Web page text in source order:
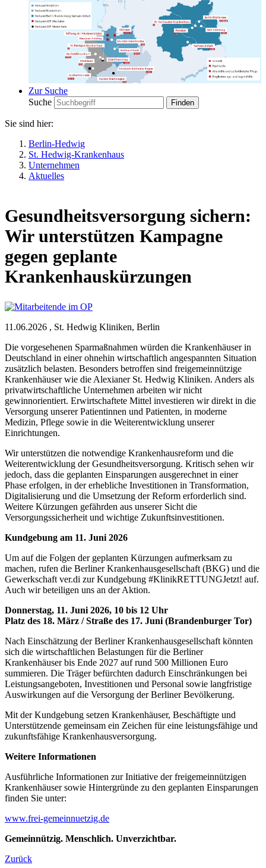
Zur Suche
Suche
Sie sind hier:
Berlin-Hedwig
St. Hedwig-Krankenhaus
Unternehmen
Aktuelles
Gesundheitsversorgung sichern:
Wir unterstützen Kampagne
gegen geplante
Krankenhauskürzungen
11.06.2026 , St. Hedwig Kliniken, Berlin
Die vorgesehenen Sparmaßnahmen würden die Krankenhäuser in
Deutschland in einer ohnehin wirtschaftlich angespannten Situation
zusätzlich belasten. Besonders betroffen sind freigemeinnützige
Krankenhäuser wie die Alexianer St. Hedwig Kliniken. Anders als
privatwirtschaftliche Unternehmen arbeiten wir nicht
gewinnorientiert. Erwirtschaftete Mittel investieren wir direkt in die
Versorgung unserer Patientinnen und Patienten, in moderne
Medizin, Pflege sowie in die Weiterentwicklung unserer
Einrichtungen.
Wir unterstützen die notwendige Krankenhausreform und die
Weiterentwicklung der Gesundheitsversorgung. Kritisch sehen wir
jedoch, dass die geplanten Einsparungen ausgerechnet in einer
Phase erfolgen, in der erhebliche Investitionen in Transformation,
Digitalisierung und die Umsetzung der Reform erforderlich sind.
Weitere Kürzungen gefährden aus unserer Sicht die
Versorgungssicherheit und wichtige Zukunftsinvestitionen.
Kundgebung am 11. Juni 2026
Um auf die Folgen der geplanten Kürzungen aufmerksam zu
machen, rufen die Berliner Krankenhausgesellschaft (BKG) und die
Gewerkschaft ver.di zur Kundgebung #KlinikRETTUNGJetzt! auf.
Auch wir beteiligen uns an der Aktion.
Donnerstag, 11. Juni 2026, 10 bis 12 Uhr
Platz des 18. März / Straße des 17. Juni (Brandenburger Tor)
Nach Einschätzung der Berliner Krankenhausgesellschaft könnten
sich die wirtschaftlichen Belastungen für die Berliner
Krankenhäuser bis Ende 2027 auf rund 500 Millionen Euro
summieren. Die Träger befürchten dadurch Einschränkungen bei
Leistungsangeboten, Investitionen und Personal sowie langfristige
Auswirkungen auf die Versorgung der Berliner Bevölkerung.
Mit der Kundgebung setzen Krankenhäuser, Beschäftigte und
Unterstützende gemeinsam ein Zeichen für eine leistungsfähige und
zukunftsfähige Krankenhausversorgung.
Weitere Informationen
Ausführliche Informationen zur Initiative der freigemeinnützigen
Krankenhäuser sowie Hintergründe zu den geplanten Einsparungen
finden Sie unter:
www.frei-gemeinnuetzig.de
Gemeinnützig. Menschlich. Unverzichtbar.
Zurück